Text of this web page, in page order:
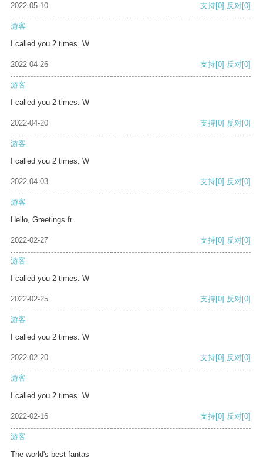
2022-05-10 支持[0] 反对[0]
游客
I called you 2 times. W
2022-04-26 支持[0] 反对[0]
游客
I called you 2 times. W
2022-04-20 支持[0] 反对[0]
游客
I called you 2 times. W
2022-04-03 支持[0] 反对[0]
游客
Hello, Greetings fr
2022-02-27 支持[0] 反对[0]
游客
I called you 2 times. W
2022-02-25 支持[0] 反对[0]
游客
I called you 2 times. W
2022-02-20 支持[0] 反对[0]
游客
I called you 2 times. W
2022-02-16 支持[0] 反对[0]
游客
The world's best fantas